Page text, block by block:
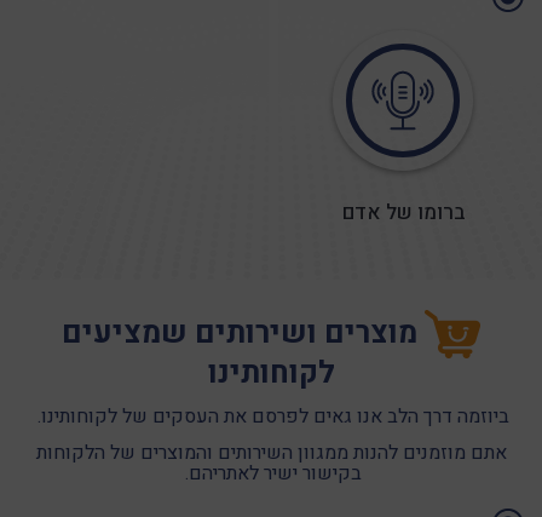
נטוורקינג נובמבר
תאריך : 06/12/2026
ברומו של אדם
מוצרים ושירותים שמציעים
לקוחותינו
ביוזמה דרך הלב אנו גאים לפרסם את העסקים של לקוחותינו.
אתם מוזמנים להנות ממגוון השירותים והמוצרים של הלקוחות
בקישור ישיר לאתריהם.